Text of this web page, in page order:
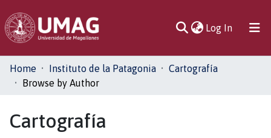
Log In(current)
Communities
& Collections
Home Instituto de la Patagonia
Cartografía
Browse by Author
Cartografía